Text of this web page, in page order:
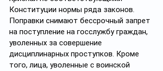
Конституции нормы ряда законов.
Поправки снимают бессрочный запрет
на поступление на госслужбу граждан,
уволенных за совершение
дисциплинарных проступков. Кроме
того, лица, уволенные с воинской